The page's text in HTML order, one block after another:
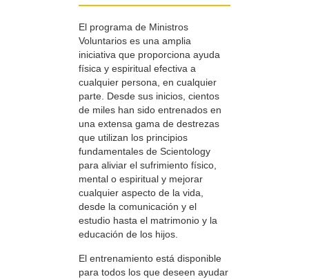
El programa de Ministros
Voluntarios es una amplia
iniciativa que proporciona ayuda
física y espiritual efectiva a
cualquier persona, en cualquier
parte. Desde sus inicios, cientos
de miles han sido entrenados en
una extensa gama de destrezas
que utilizan los principios
fundamentales de Scientology
para aliviar el sufrimiento físico,
mental o espiritual y mejorar
cualquier aspecto de la vida,
desde la comunicación y el
estudio hasta el matrimonio y la
educación de los hijos.
El entrenamiento está disponible
para todos los que deseen ayudar